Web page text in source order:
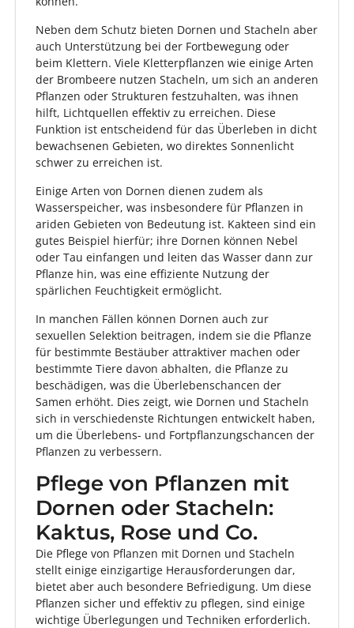
Neben dem Schutz bieten Dornen und Stacheln aber
auch Unterstützung bei der Fortbewegung oder
beim Klettern. Viele Kletterpflanzen wie einige Arten
der Brombeere nutzen Stacheln, um sich an anderen
Pflanzen oder Strukturen festzuhalten, was ihnen
hilft, Lichtquellen effektiv zu erreichen. Diese
Funktion ist entscheidend für das Überleben in dicht
bewachsenen Gebieten, wo direktes Sonnenlicht
schwer zu erreichen ist.
Einige Arten von Dornen dienen zudem als
Wasserspeicher, was insbesondere für Pflanzen in
ariden Gebieten von Bedeutung ist. Kakteen sind ein
gutes Beispiel hierfür; ihre Dornen können Nebel
oder Tau einfangen und leiten das Wasser dann zur
Pflanze hin, was eine effiziente Nutzung der
spärlichen Feuchtigkeit ermöglicht.
In manchen Fällen können Dornen auch zur
sexuellen Selektion beitragen, indem sie die Pflanze
für bestimmte Bestäuber attraktiver machen oder
bestimmte Tiere davon abhalten, die Pflanze zu
beschädigen, was die Überlebenschancen der
Samen erhöht. Dies zeigt, wie Dornen und Stacheln
sich in verschiedenste Richtungen entwickelt haben,
um die Überlebens- und Fortpflanzungschancen der
Pflanzen zu verbessern.
Pflege von Pflanzen mit
Dornen oder Stacheln:
Kaktus, Rose und Co.
Die Pflege von Pflanzen mit Dornen und Stacheln
stellt einige einzigartige Herausforderungen dar,
bietet aber auch besondere Befriedigung. Um diese
Pflanzen sicher und effektiv zu pflegen, sind einige
wichtige Überlegungen und Techniken erforderlich.